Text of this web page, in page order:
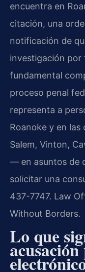
encuentra en
citación, una
notificación de
investigación por
fundamental
proceso penal
representa a
Roanoke y en
Salem, Vinton,
— en asuntos de
solicitar una
437-7747. Law
Without Borders.
Lo que